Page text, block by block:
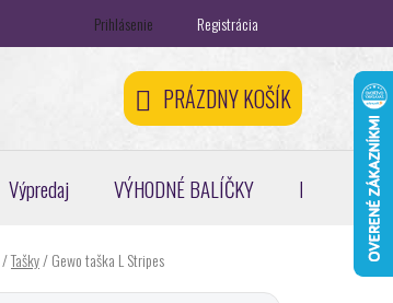
Registračná zľava 5 % Odstúpenie od zmluvy
Prihlásenie Registrácia
NÁKUPNÝ
KOŠÍK
PRÁZDNY KOŠÍK
Výpredaj VÝHODNÉ BALÍČKY Pickleball,
/Tašky/Gewo taška L Stripes